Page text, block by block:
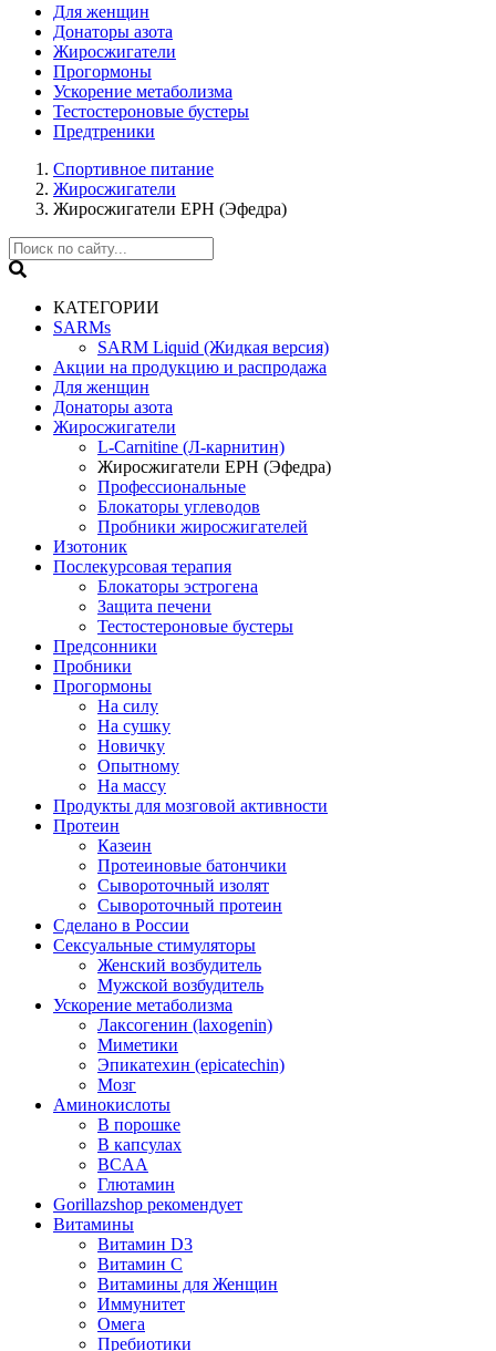
Для женщин
Донаторы азота
Жиросжигатели
Прогормоны
Ускорение метаболизма
Тестостероновые бустеры
Предтреники
Спортивное питание
Жиросжигатели
Жиросжигатели EPH (Эфедра)
КАТЕГОРИИ
SARMs
SARM Liquid (Жидкая версия)
Акции на продукцию и распродажа
Для женщин
Донаторы азота
Жиросжигатели
L-Carnitine (Л-карнитин)
Жиросжигатели EPH (Эфедра)
Профессиональные
Блокаторы углеводов
Пробники жиросжигателей
Изотоник
Послекурсовая терапия
Блокаторы эстрогена
Защита печени
Тестостероновые бустеры
Предсонники
Пробники
Прогормоны
На силу
На сушку
Новичку
Опытному
На массу
Продукты для мозговой активности
Протеин
Казеин
Протеиновые батончики
Сывороточный изолят
Сывороточный протеин
Сделано в России
Сексуальные стимуляторы
Женский возбудитель
Мужской возбудитель
Ускорение метаболизма
Лаксогенин (laxogenin)
Миметики
Эпикатехин (epicatechin)
Мозг
Аминокислоты
В порошке
В капсулах
BCAA
Глютамин
Gorillazshop рекомендует
Витамины
Витамин D3
Витамин С
Витамины для Женщин
Иммунитет
Омега
Пребиотики